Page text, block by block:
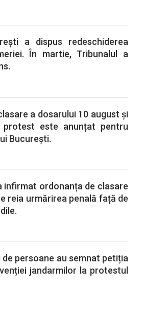
a dispus redeschiderea
În martie, Tribunalul a
a dosarului 10 august și
protest este anunțat pentru
București.
infirmat ordonanța de clasare
reia urmărirea penală față de
persoane au semnat petiția
jandarmilor la protestul